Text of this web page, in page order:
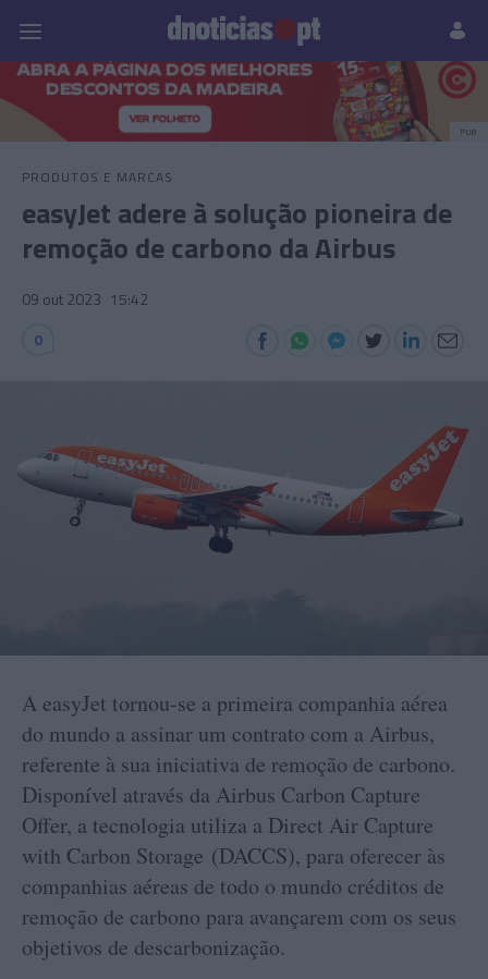
Prazeres Paisagens
PUB
PRODUTOS E MARCAS
easyJet adere à solução pioneira de
remoção de carbono da Airbus
09 out 2023 15:42
0
A easyJet tornou-se a primeira companhia aérea
do mundo a assinar um contrato com a Airbus,
referente à sua iniciativa de remoção de carbono.
Disponível através da Airbus Carbon Capture
Offer, a tecnologia utiliza a Direct Air Capture
with Carbon Storage (DACCS), para oferecer às
companhias aéreas de todo o mundo créditos de
remoção de carbono para avançarem com os seus
objetivos de descarbonização.